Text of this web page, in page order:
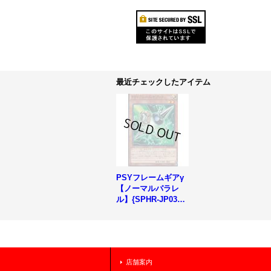
最近チェックしたアイテム
PSYフレームギアγ
【ノーマルパラレ
ル】{SPHR-JP031}
店舗案内